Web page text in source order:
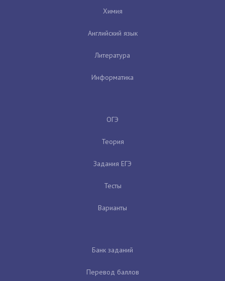
Химия
Английский язык
Литература
Информатика
ОГЭ
Теория
Задания ЕГЭ
Тесты
Варианты
Банк заданий
Перевод баллов